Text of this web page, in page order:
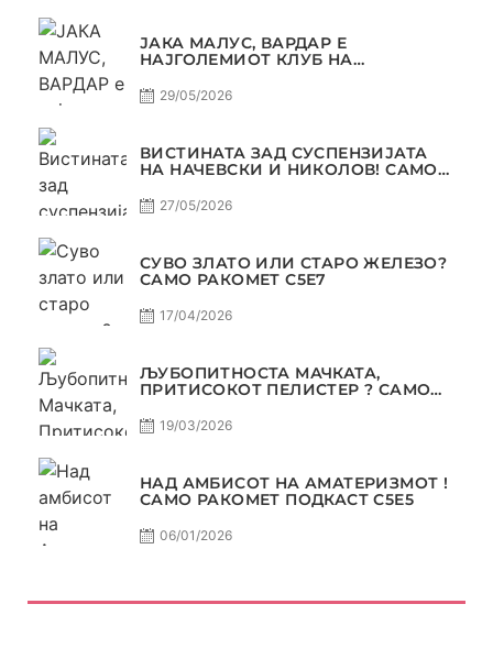
ЈАКА МАЛУС, ВАРДАР Е
НАЈГОЛЕМИОТ КЛУБ НА
29/05/2026
ВИСТИНАТА ЗАД СУСПЕНЗИЈАТА
НА НАЧЕВСКИ И НИКОЛОВ! САМО
27/05/2026
СУВО ЗЛАТО ИЛИ СТАРО ЖЕЛЕЗО?
САМО РАКОМЕТ С5Е7
17/04/2026
ЉУБОПИТНОСТА МАЧКАТА,
ПРИТИСОКОТ ПЕЛИСТЕР ? САМО
19/03/2026
НАД АМБИСОТ НА АМАТЕРИЗМОТ !
САМО РАКОМЕТ ПОДКАСТ С5E5
06/01/2026